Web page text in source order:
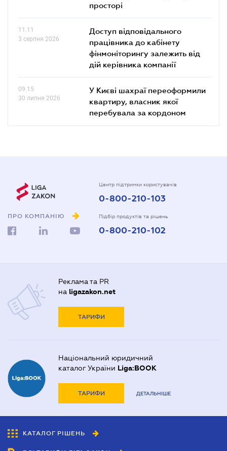
просторі
11.11
3 серпня 2026
Доступ відповідального
працівника до кабінету
фінмоніторингу залежить від
дій керівника компанії
09.15
30 липня 2026
У Києві шахраї переоформили
квартиру, власник якої
перебувала за кордоном
ПРО КОМПАНІЮ
Центр підтримки користувачів
0-800-210-103
Підбір продуктів та рішень
0-800-210-102
Реклама та PR
на ligazakon.net
ТАРИФИ
Національний юридичний
каталог України Liga:BOOK
ТАРИФИ ДЕТАЛЬНІШЕ
КАТАЛОГ РІШЕНЬ